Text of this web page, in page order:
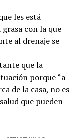
les está
con la que
al drenaje se
que la
porque “a
de la casa, no es
que pueden